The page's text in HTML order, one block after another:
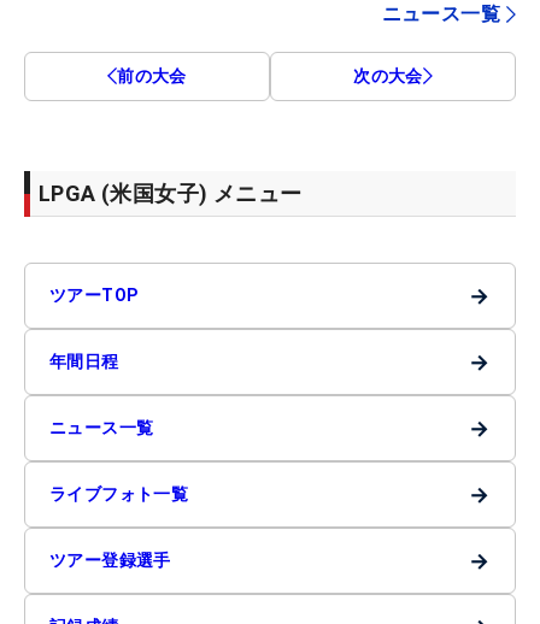
ニュース一覧
前の大会 次の大会
LPGA (米国女子) メニュー
ツアーTOP →
年間日程 →
ニュース一覧 →
ライブフォト一覧 →
ツアー登録選手 →